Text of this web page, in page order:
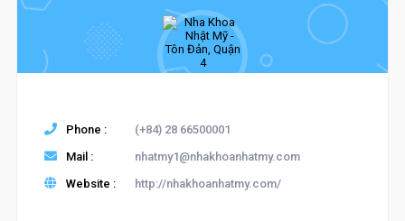
Phone :
(+84) 28 66500001
Mail :
nhatmy1@nhakhoanhatmy.com
Website :
http://nhakhoanhatmy.com/